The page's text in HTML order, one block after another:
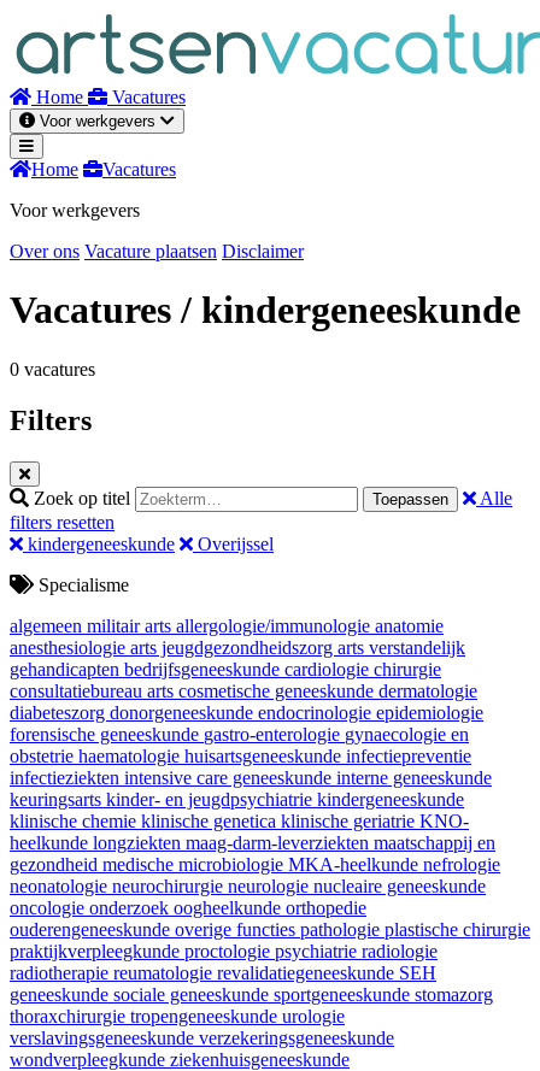
inhoud
Home Vacatures
Voor werkgevers
Home
Vacatures
Voor werkgevers
Over ons Vacature plaatsen Disclaimer
Vacatures/ kindergeneeskunde
0 vacatures
Filters
Zoek op titel Toepassen
Alle
filters resetten
kindergeneeskunde
Overijssel
Specialisme
algemeen militair arts allergologie/immunologie anatomie
anesthesiologie arts jeugdgezondheidszorg arts verstandelijk
gehandicapten bedrijfsgeneeskunde cardiologie chirurgie
consultatiebureau arts cosmetische geneeskunde dermatologie
diabeteszorg donorgeneeskunde endocrinologie epidemiologie
forensische geneeskunde gastro-enterologie gynaecologie en
obstetrie haematologie huisartsgeneeskunde infectiepreventie
infectieziekten intensive care geneeskunde interne geneeskunde
keuringsarts kinder- en jeugdpsychiatrie kindergeneeskunde
klinische chemie klinische genetica klinische geriatrie KNO-
heelkunde longziekten maag-darm-leverziekten maatschappij en
gezondheid medische microbiologie MKA-heelkunde nefrologie
neonatologie neurochirurgie neurologie nucleaire geneeskunde
oncologie onderzoek oogheelkunde orthopedie
ouderengeneeskunde overige functies pathologie plastische chirurgie
praktijkverpleegkunde proctologie psychiatrie radiologie
radiotherapie reumatologie revalidatiegeneeskunde SEH
geneeskunde sociale geneeskunde sportgeneeskunde stomazorg
thoraxchirurgie tropengeneeskunde urologie
verslavingsgeneeskunde verzekeringsgeneeskunde
wondverpleegkunde ziekenhuisgeneeskunde